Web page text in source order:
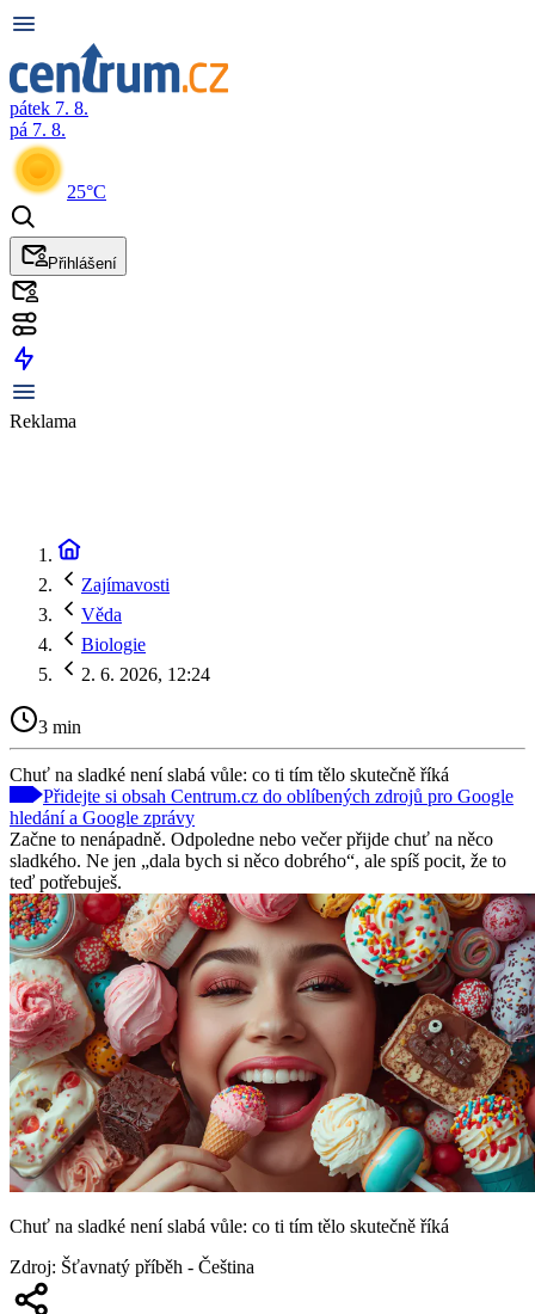
pátek 7. 8.
pá 7. 8.
25°C
Přihlášení
Reklama
Zajímavosti
Věda
Biologie
2. 6. 2026, 12:24
3 min
Chuť na sladké není slabá vůle: co ti tím tělo skutečně říká
Přidejte si obsah Centrum.cz do oblíbených zdrojů pro Google
hledání a Google zprávy
Začne to nenápadně. Odpoledne nebo večer přijde chuť na něco
sladkého. Ne jen „dala bych si něco dobrého“, ale spíš pocit, že to
teď potřebuješ.
Chuť na sladké není slabá vůle: co ti tím tělo skutečně říká
Zdroj: Šťavnatý příběh - Čeština